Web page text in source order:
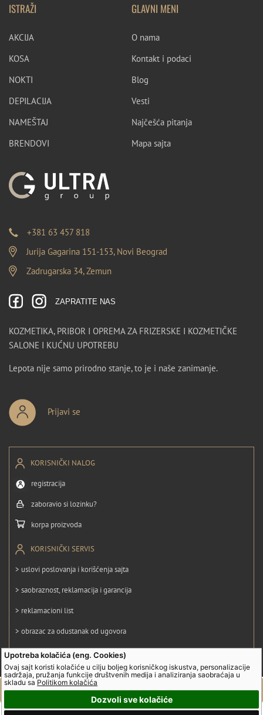
Upotreba kolačića (eng. Cookies)
Ovaj sajt koristi kolačiće u cilju boljeg korisničkog iskustva, personalizacije
sadržaja, pružanja funkcije društvenih medija i analiziranja saobraćaja u
skladu sa Politikom kolačića
Dozvoli sve kolačiće
ISTRAŽI
AKCIJA
KOSA
NOKTI
DEPILACIJA
NAMEŠTAJ
BRENDOVI
GLAVNI MENI
O nama
Kontakt i podaci
Blog
Vesti
Najčešća pitanja
Mapa sajta
+381 63 457 818
Jurija Gagarina 151-153, Novi Beograd
Zadrugarska 34, Zemun
ZAPRATITE NAS
KOZMETIKA, PRIBOR I OPREMA ZA FRIZERSKE I KOZMETIČKE
SALONE I KUĆNU UPOTREBU
Lepota nije samo prirodno stanje, to je i naše zanimanje.
Prijavi se
KORISNIČKI NALOG
registracija
zaboravio si lozinku?
korpa proizvoda
KORISNIČKI SERVIS
> uslovi poslovanja i korišćenja sajta
> saobraznost, reklamacija i garancija
> reklamacioni list
> obrazac za odustanak od ugovora
> politika privatnosti
> politika kolačića